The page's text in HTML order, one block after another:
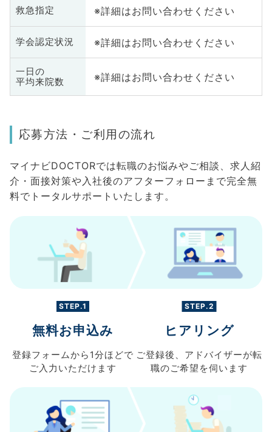
救急指定 ※詳細はお問い合わせください
学会認定状況 ※詳細はお問い合わせください
一日の
平均来院数
※詳細はお問い合わせください
応募方法・ご利用の流れ
マイナビDOCTORでは転職のお悩みやご相談、求人紹
介・面接対策や入社後のアフターフォローまで完全無
料でトータルサポートいたします。
STEP.1
無料お申込み
登録フォームから 1分ほどで
ご入力 いただけます
STEP.2
ヒアリング
ご登録後、 アドバイザーが転
職のご希望を伺います